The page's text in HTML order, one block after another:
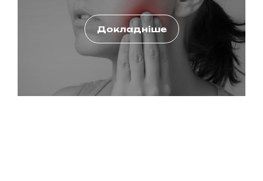
Докладніше